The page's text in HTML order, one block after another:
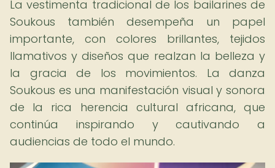
La vestimenta tradicional de los bailarines de
Soukous también desempeña un papel
importante, con colores brillantes, tejidos
llamativos y diseños que realzan la belleza y
la gracia de los movimientos. La danza
Soukous es una manifestación visual y sonora
de la rica herencia cultural africana, que
continúa inspirando y cautivando a
audiencias de todo el mundo.